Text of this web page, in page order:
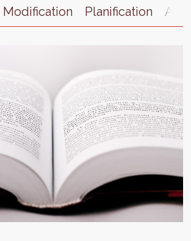
Modification Planification